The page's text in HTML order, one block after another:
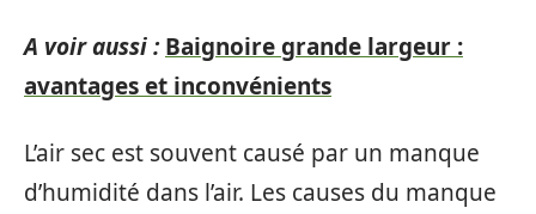
A voir aussi : Baignoire grande largeur :
avantages et inconvénients
L’air sec est souvent causé par un manque
d’humidité dans l’air. Les causes du manque